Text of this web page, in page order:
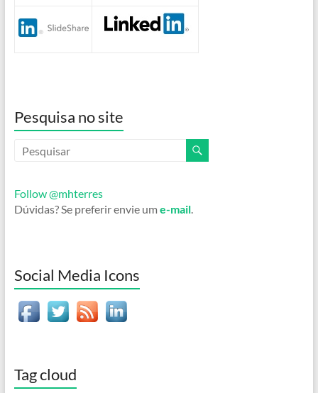
Pesquisa no site
Follow @mhterres
Dúvidas? Se preferir envie ume-mail.
Social Media Icons
Tag cloud